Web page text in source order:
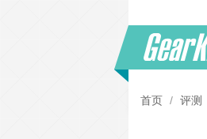
首页 / 评测